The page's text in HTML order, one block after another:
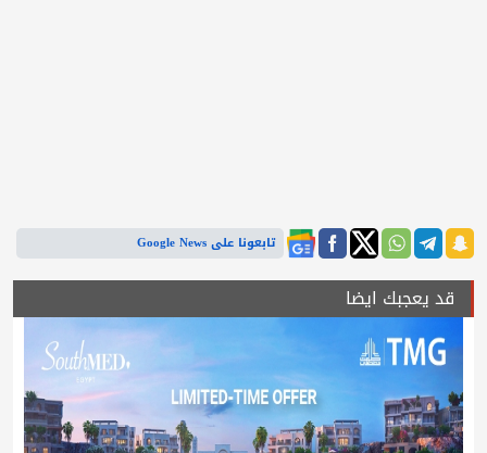
تابعونا على Google News
قد يعجبك ايضا